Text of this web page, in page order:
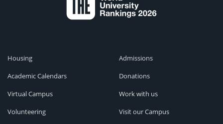
Housing
Academic Calendars
Virtual Campus
Volunteering
Admissions
Donations
Work with us
Visit our Campus